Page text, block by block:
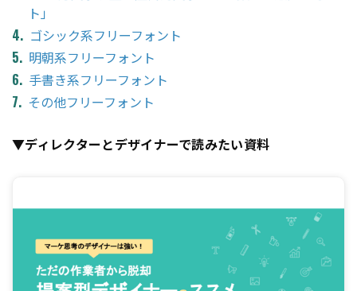
ト」
ゴシック系フリーフォント
明朝系フリーフォント
手書き系フリーフォント
その他フリーフォント
▼ディレクターとデザイナーで読みたい資料